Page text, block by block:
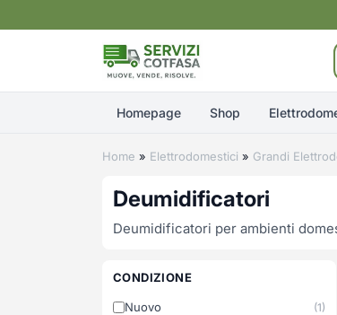
Homepage Shop
Home » Elettrodomestici » Grandi
Deumidificatori
Deumidificatori per ambienti
CONDIZIONE
Nuovo (1)